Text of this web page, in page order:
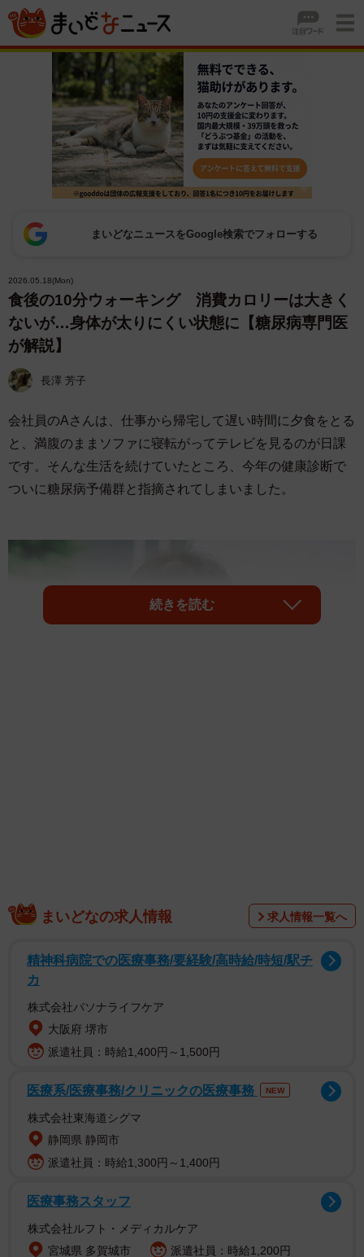
まいどなニュースをGoogle検索でフォローする
2026.05.18(Mon)
食後の10分ウォーキング 消費カロリーは大きく
ないが…身体が太りにくい状態に【糖尿病専門医
が解説】
長澤 芳子
会社員のAさんは、仕事から帰宅して遅い時間に夕食をとる
と、満腹のままソファに寝転がってテレビを見るのが日課
です。そんな生活を続けていたところ、今年の健康診断で
ついに糖尿病予備群と指摘されてしまいました。
運動習慣なんてまったく身につかない… ※画像はイメージです
（FineGraphics/photoAC）
導を受けたものの、残業でクタクタの身体で外を歩く気力
はありません。週末にまとめて運動しようと思っても、結
局疲れでダラダラ過ごしてしまい、運動習慣はまったく身
続きを読む
まいどなの求人情報 求人情報一覧へ
精神科病院での医療事務/要経験/高時給/時短/駅チ
カ
株式会社パソナライフケア
大阪府 堺市
派遣社員：時給1,400円～1,500円
医療系/医療事務/クリニックの医療事務 NEW
株式会社東海道シグマ
静岡県 静岡市
派遣社員：時給1,300円～1,400円
医療事務スタッフ
株式会社ルフト・メディカルケア
宮城県 多賀城市
派遣社員：時給1,200円